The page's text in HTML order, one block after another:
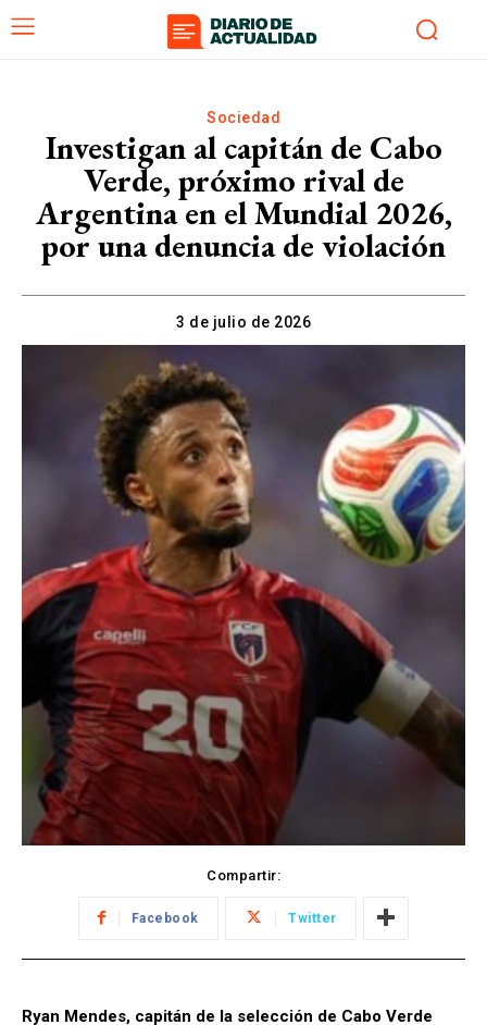
Sociedad
Investigan al capitán de Cabo
Verde, próximo rival de
Argentina en el Mundial 2026,
por una denuncia de violación
3 de julio de 2026
Compartir:
Facebook Twitter
Ryan Mendes, capitán de la selección de Cabo Verde